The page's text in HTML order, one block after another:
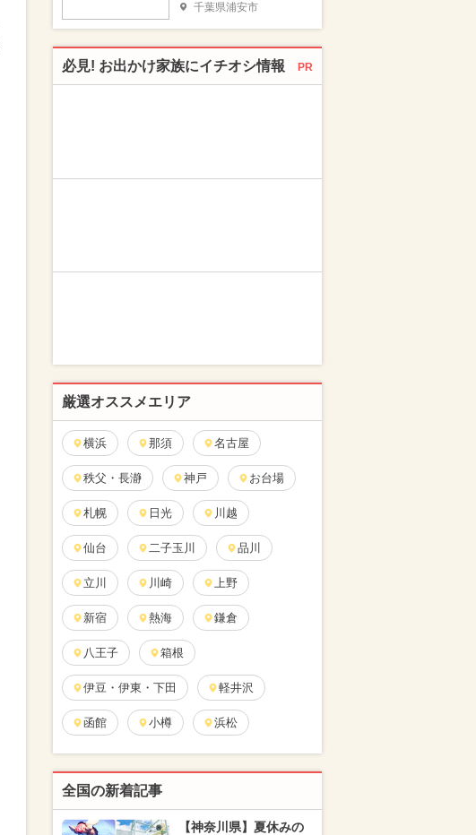
千葉県浦安市
必見! お出かけ家族にイチオシ情報 PR
厳選オススメエリア
横浜 那須 名古屋
秩父・長瀞 神戸 お台場
札幌 日光 川越
仙台 二子玉川 品川
立川 川崎 上野
新宿 熱海 鎌倉
八王子 箱根
伊豆・伊東・下田 軽井沢
函館 小樽 浜松
全国の新着記事
【神奈川県】夏休みの